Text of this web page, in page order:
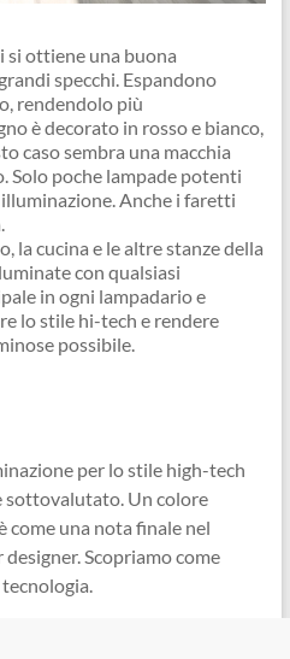
si ottiene una buona
specchi. Espandono
rendendolo più
è decorato in rosso e bianco,
caso sembra una macchia
Solo poche lampade potenti
Anche i faretti
la cucina e le altre stanze della
con qualsiasi
in ogni lampadario e
lo stile hi-tech e rendere
possibile.
per lo stile high-tech
sottovalutato. Un colore
una nota finale nel
Scopriamo come